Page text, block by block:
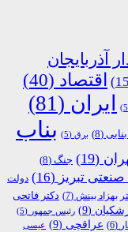
آذربایجان
اقتصاد (40)
ایران (81)
(8) برق (5)
بناب
(19) جنگ (8)
تبریز (16)
دولت
بهزاد بینش (7)
دکتر فاتحی
(9) رئیس جمهور (5)
(6) عراقچی (9)
عیسی